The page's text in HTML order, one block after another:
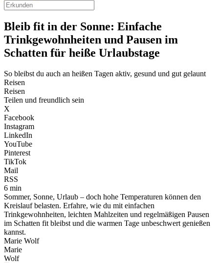
Bleib fit in der Sonne: Einfache
Trinkgewohnheiten und Pausen im
Schatten für heiße Urlaubstage
So bleibst du auch an heißen Tagen aktiv, gesund und gut gelaunt
Reisen
Reisen
Teilen und freundlich sein
X
Facebook
Instagram
LinkedIn
YouTube
Pinterest
TikTok
Mail
RSS
6 min
Sommer, Sonne, Urlaub – doch hohe Temperaturen können den
Kreislauf belasten. Erfahre, wie du mit einfachen
Trinkgewohnheiten, leichten Mahlzeiten und regelmäßigen Pausen
im Schatten fit bleibst und die warmen Tage unbeschwert genießen
kannst.
Marie Wolf
Marie
Wolf